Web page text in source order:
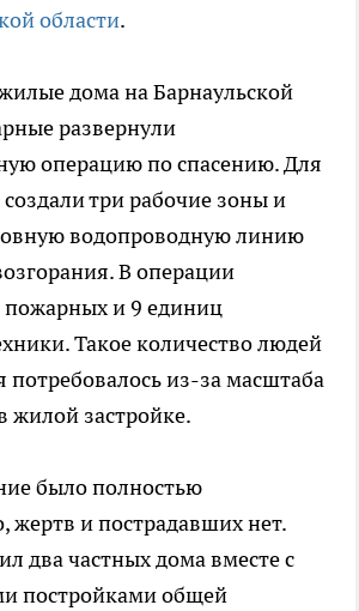
области.
дома на Барнаульской
развернули
операцию по спасению. Для
три рабочие зоны и
водопроводную линию
В операции
пожарных и 9 единиц
Такое количество людей
потребовалось из-за масштаба
жилой застройке.
было полностью
жертв и пострадавших нет.
два частных дома вместе с
постройками общей